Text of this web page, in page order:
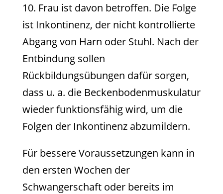
10. Frau ist davon betroffen. Die Folge
ist Inkontinenz, der nicht kontrollierte
Abgang von Harn oder Stuhl. Nach der
Entbindung sollen
Rückbildungsübungen dafür sorgen,
dass u. a. die Beckenbodenmuskulatur
wieder funktionsfähig wird, um die
Folgen der Inkontinenz abzumildern.
Für bessere Voraussetzungen kann in
den ersten Wochen der
Schwangerschaft oder bereits im